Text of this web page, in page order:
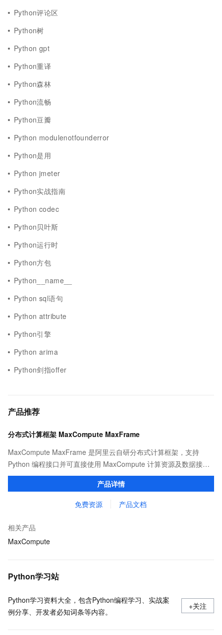
Python评论区
Python树
Python gpt
Python重译
Python森林
Python流畅
Python豆瓣
Python modulenotfounderror
Python是用
Python jmeter
Python实战指南
Python codec
Python贝叶斯
Python运行时
Python方包
Python__name__
Python sql语句
Python attribute
Python引擎
Python arima
Python剑指offer
产品推荐
分布式计算框架 MaxCompute MaxFrame
MaxCompute MaxFrame 是阿里云自研分布式计算框架，支持
Python 编程接口并可直接使用 MaxCompute 计算资源及数据接
口，与 MaxCompute Notebook、镜像管理等功能共同构成
MaxCompute 完整 Python 开发生态。
产品详情
免费资源 产品文档
相关产品
MaxCompute
Python学习站
Python学习资料大全，包含Python编程学习、实战案
例分享、开发者必知词条等内容。
+关注